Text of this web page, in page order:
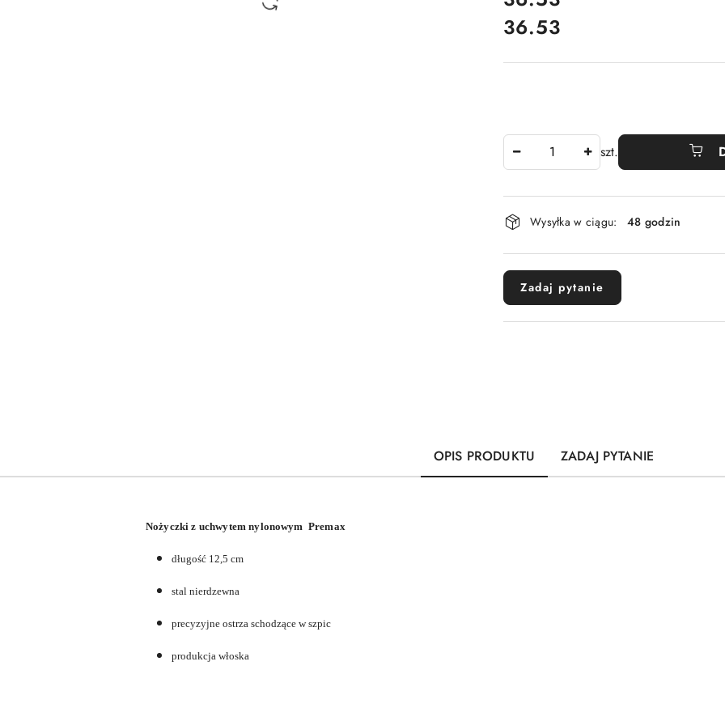
Cena:
36.53
szt.
Dostępność
i
dostawa
Wysyłka w ciągu: 48 godzin
Zadaj pytanie
OPIS PRODUKTU ZADAJ PYTANIE
Nożyczki z uchwytem nylonowym Premax
długość 12,5 cm
stal nierdzewna
precyzyjne ostrza schodzące w szpic
produkcja włoska